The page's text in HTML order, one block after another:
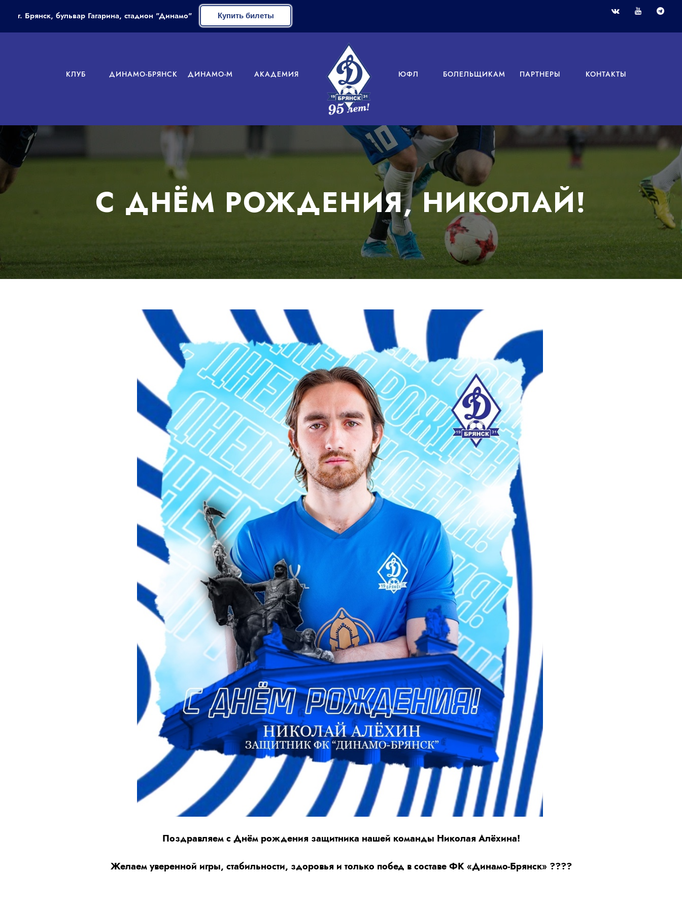
г. Брянск, бульвар Гагарина, стадион "Динамо" Купить билеты
КЛУБ ДИНАМО-БРЯНСК ДИНАМО-М АКАДЕМИЯ ЮФЛ БОЛЕЛЬЩИКАМ ПАРТНЕРЫ КОНТАКТЫ
С ДНЁМ РОЖДЕНИЯ, НИКОЛАЙ!
Поздравляем с Днём рождения защитника нашей команды Николая Алёхина!
Желаем уверенной игры, стабильности, здоровья и только побед в составе ФК «Динамо-Брянск» ????